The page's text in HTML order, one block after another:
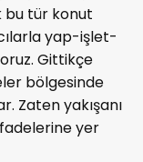
bu tür konut
yap-işlet-
Gittikçe
bölgesinde
Zaten yakışanı
yer